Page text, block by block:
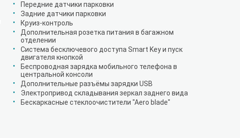
Передние датчики парковки
Задние датчики парковки
Круиз-контроль
Дополнительная розетка питания в багажном
отделении
Система бесключевого доступа Smart Key и пуск
двигателя кнопкой
Беспроводная зарядка мобильного телефона в
центральной консоли
Дополнительные разъёмы зарядки USB
Электропривод складывания зеркал заднего вида
Бескаркасные стеклоочистители "Aero blade"